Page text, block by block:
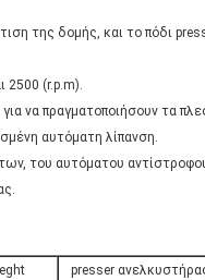
της δομής, και το πόδι
2500 (r.p.m).
να πραγματοποιήσουν τα
αυτόματη λίπανση.
του αυτόματου
presser